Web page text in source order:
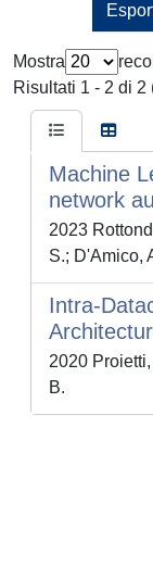
Mostra
Risultati 1 - 2 di
Machine
network
2023
S.; D'Amico,
Intra-
2020
B.